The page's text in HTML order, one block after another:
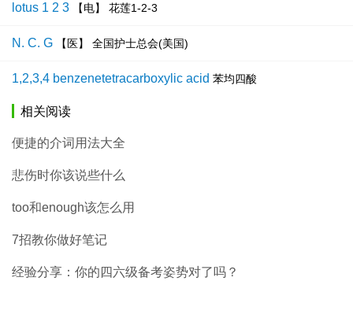
lotus 1 2 3 【电】 花莲1-2-3
N. C. G 【医】 全国护士总会(美国)
1,2,3,4 benzenetetracarboxylic acid 苯均四酸
相关阅读
便捷的介词用法大全
悲伤时你该说些什么
too和enough该怎么用
7招教你做好笔记
经验分享：你的四六级备考姿势对了吗？